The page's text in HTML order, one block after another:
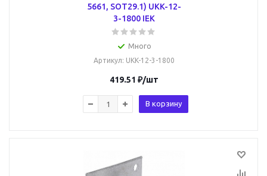
5661, SOT29.1) UKK-12-
3-1800 IEK
Много
Артикул: UKK-12-3-1800
419.51 ₽/шт
В корзину